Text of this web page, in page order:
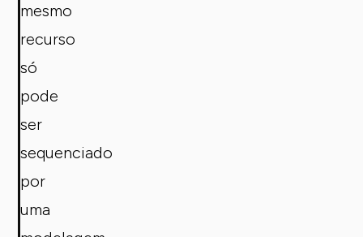
mesmo
recurso
só
pode
ser
sequenciado
por
uma